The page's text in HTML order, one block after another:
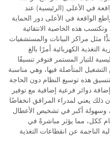
في الأعلى (الرئيسية) عند
الواقعة في الأعلى دور الحماية
هذه الخاصية الانتقائية
مثل مراكز البيانات والمستشفيات
الكهربائية أمرًا بالغ
للتيار المستمر فتوفر تنسيقًا
المتأصلة فيها، وهي مناسبة
هذه توسيع النظام دون الحاجة
دوائر فرعية إضافية مع توفير
ذلك يعني لمدراء المرافق انخفاضًا
وسهولة أكبر في تشخيص الأعطال
ككل، مما يؤثر مباشرةً في
الناجمة عن انقطاعات التغذية